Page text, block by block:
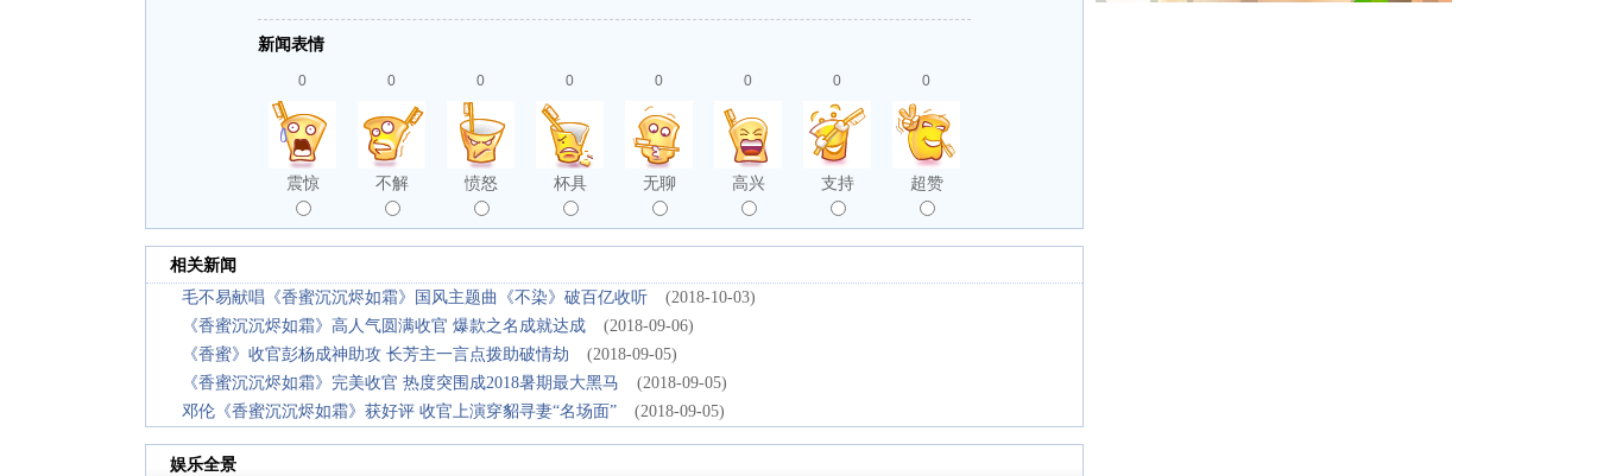
新闻表情
0
震惊
0
不解
0
愤怒
0
杯具
0
无聊
0
高兴
0
支持
0
超赞
相关新闻
毛不易献唱《香蜜沉沉烬如霜》国风主题曲《不染》破百亿收听
(2018-10-03)
《香蜜沉沉烬如霜》高人气圆满收官 爆款之名成就达成
(2018-09-06)
《香蜜》收官彭杨成神助攻 长芳主一言点拨助破情劫
(2018-09-05)
《香蜜沉沉烬如霜》完美收官 热度突围成2018暑期最大黑马
(2018-09-05)
邓伦《香蜜沉沉烬如霜》获好评 收官上演穿貂寻妻“名场面”
(2018-09-05)